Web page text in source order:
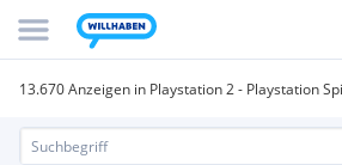
13.670 Anzeigen in Playstation 2 - Playstation